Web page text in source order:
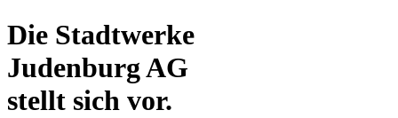
Die Stadtwerke
Judenburg AG
stellt sich vor.